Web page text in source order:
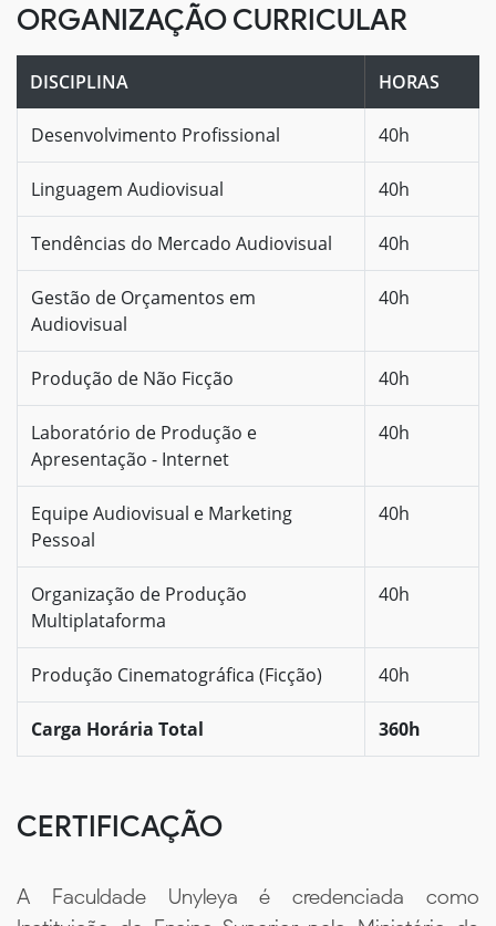
ORGANIZAÇÃO CURRICULAR
DISCIPLINA HORAS
Desenvolvimento Profissional 40h
Linguagem Audiovisual 40h
Tendências do Mercado Audiovisual 40h
Gestão de Orçamentos em
Audiovisual
40h
Produção de Não Ficção 40h
Laboratório de Produção e
Apresentação - Internet
40h
Equipe Audiovisual e Marketing
Pessoal
40h
Organização de Produção
Multiplataforma
40h
Produção Cinematográfica (Ficção) 40h
Carga Horária Total 360h
CERTIFICAÇÃO
A Faculdade Unyleya é credenciada como